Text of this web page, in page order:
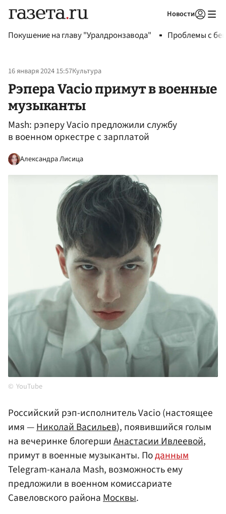
Новости
Покушение на главу "Уралдронзавода" Проблемы с
16 января 2024 15:57Культура
Рэпера Vacio примут в военные
музыканты
Mash: рэперу Vacio предложили службу
в военном оркестре с зарплатой
Александра Лисица
YouTube
Российский рэп-исполнитель Vacio (настоящее
имя —Николай Васильев), появившийся голым
на вечеринке блогершиАнастасии Ивлеевой,
примут в военные музыканты. Поданным
Telegram-канала Mash, возможность ему
предложили в военном комиссариате
Савеловского районаМосквы.